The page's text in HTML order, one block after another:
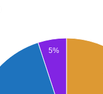
5%